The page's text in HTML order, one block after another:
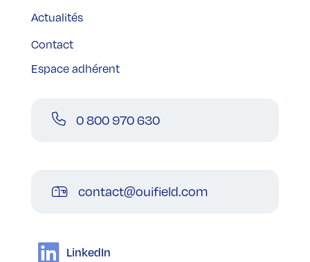
Actualités
Contact
Espace adhérent
0 800 970 630
contact@ouifield.com
LinkedIn